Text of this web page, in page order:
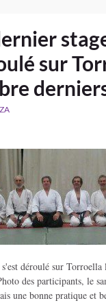
sur
déroulé sur Torroella
des participants, le
une bonne pratique et